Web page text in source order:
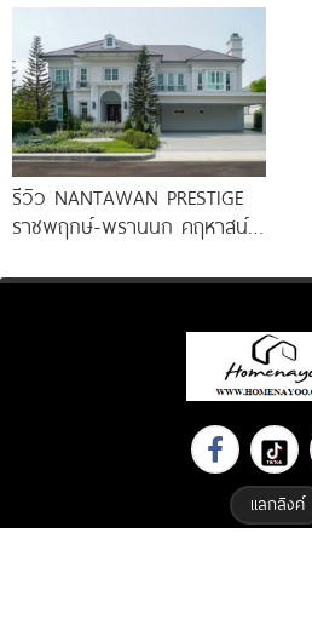
รีวิว NANTAWAN PRESTIGE
ราชพฤกษ์-พรานนก คฤหาสน์
เริ่ม
แลกลิงค์